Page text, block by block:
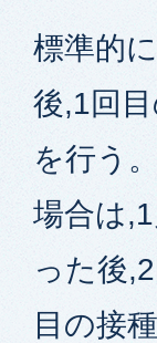
標準的
後,1回
を行う
場合は
った後
目の接